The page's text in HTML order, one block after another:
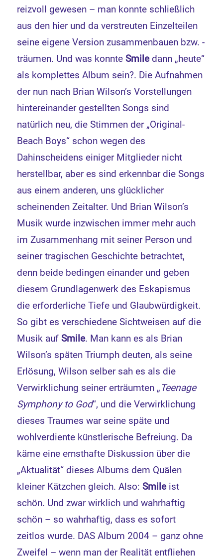
reizvoll gewesen – man konnte schließlich
aus den hier und da verstreuten Einzelteilen
seine eigene Version zusammenbauen bzw. -
träumen. Und was konnteSmiledann „heute“
als komplettes Album sein?. Die Aufnahmen
der nun nach Brian Wilson’s Vorstellungen
hintereinander gestellten Songs sind
natürlich neu, die Stimmen der „Original-
Beach Boys“ schon wegen des
Dahinscheidens einiger Mitglieder nicht
herstellbar, aber es sind erkennbar die Songs
aus einem anderen, uns glücklicher
scheinenden Zeitalter. Und Brian Wilson’s
Musik wurde inzwischen immer mehr auch
im Zusammenhang mit seiner Person und
seiner tragischen Geschichte betrachtet,
denn beide bedingen einander und geben
diesem Grundlagenwerk des Eskapismus
die erforderliche Tiefe und Glaubwürdigkeit.
So gibt es verschiedene Sichtweisen auf die
Musik aufSmile. Man kann es als Brian
Wilson’s späten Triumph deuten, als seine
Erlösung, Wilson selber sah es als die
Verwirklichung seiner erträumten „Teenage
Symphony to God“, und die Verwirklichung
dieses Traumes war seine späte und
wohlverdiente künstlerische Befreiung. Da
käme eine ernsthafte Diskussion über die
„Aktualität“ dieses Albums dem Quälen
kleiner Kätzchen gleich. Also:Smileist
schön. Und zwar wirklich und wahrhaftig
schön – so wahrhaftig, dass es sofort
zeitlos wurde. DAS Album 2004 – ganz ohne
Zweifel – wenn man der Realität entfliehen